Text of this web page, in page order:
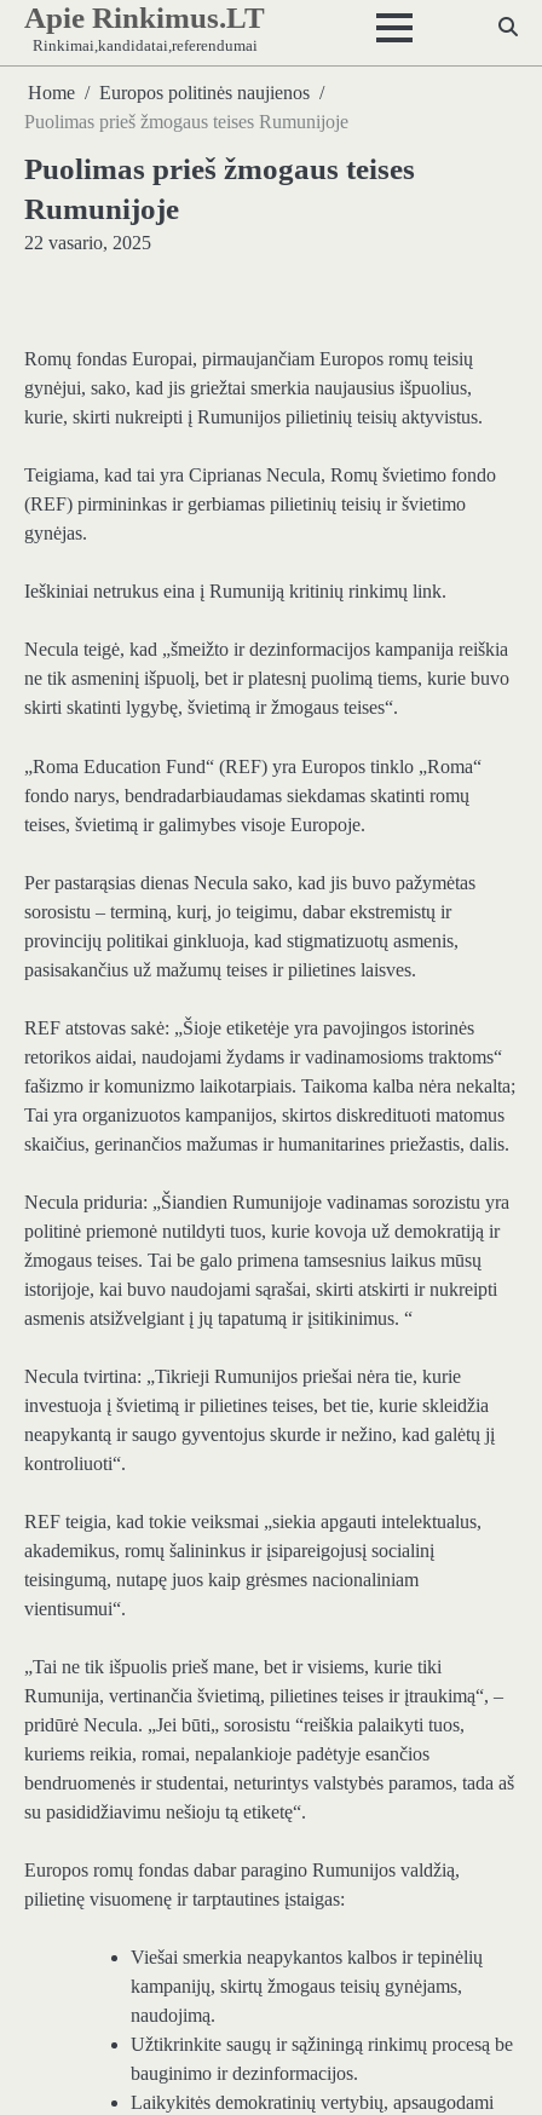
Skip
content
Apie Rinkimus.LT
Rinkimai,kandidatai,referendumai
Home
Europos politinės naujienos
Puolimas prieš žmogaus teises Rumunijoje
Puolimas prieš žmogaus teises
Rumunijoje
22 vasario, 2025
Romų fondas Europai, pirmaujančiam Europos romų teisių
gynėjui, sako, kad jis griežtai smerkia naujausius išpuolius,
kurie, skirti nukreipti į Rumunijos pilietinių teisių aktyvistus.
Teigiama, kad tai yra Ciprianas Necula, Romų švietimo fondo
(REF) pirmininkas ir gerbiamas pilietinių teisių ir švietimo
gynėjas.
Ieškiniai netrukus eina į Rumuniją kritinių rinkimų link.
Necula teigė, kad „šmeižto ir dezinformacijos kampanija reiškia
ne tik asmeninį išpuolį, bet ir platesnį puolimą tiems, kurie buvo
skirti skatinti lygybę, švietimą ir žmogaus teises“.
„Roma Education Fund“ (REF) yra Europos tinklo „Roma“
fondo narys, bendradarbiaudamas siekdamas skatinti romų
teises, švietimą ir galimybes visoje Europoje.
Per pastarąsias dienas Necula sako, kad jis buvo pažymėtas
sorosistu – terminą, kurį, jo teigimu, dabar ekstremistų ir
provincijų politikai ginkluoja, kad stigmatizuotų asmenis,
pasisakančius už mažumų teises ir pilietines laisves.
REF atstovas sakė: „Šioje etiketėje yra pavojingos istorinės
retorikos aidai, naudojami žydams ir vadinamosioms traktoms“
fašizmo ir komunizmo laikotarpiais. Taikoma kalba nėra nekalta;
Tai yra organizuotos kampanijos, skirtos diskredituoti matomus
skaičius, gerinančios mažumas ir humanitarines priežastis, dalis.
Necula priduria: „Šiandien Rumunijoje vadinamas sorozistu yra
politinė priemonė nutildyti tuos, kurie kovoja už demokratiją ir
žmogaus teises. Tai be galo primena tamsesnius laikus mūsų
istorijoje, kai buvo naudojami sąrašai, skirti atskirti ir nukreipti
asmenis atsižvelgiant į jų tapatumą ir įsitikinimus. “
Necula tvirtina: „Tikrieji Rumunijos priešai nėra tie, kurie
investuoja į švietimą ir pilietines teises, bet tie, kurie skleidžia
neapykantą ir saugo gyventojus skurde ir nežino, kad galėtų jį
kontroliuoti“.
REF teigia, kad tokie veiksmai „siekia apgauti intelektualus,
akademikus, romų šalininkus ir įsipareigojusį socialinį
teisingumą, nutapę juos kaip grėsmes nacionaliniam
vientisumui“.
„Tai ne tik išpuolis prieš mane, bet ir visiems, kurie tiki
Rumunija, vertinančia švietimą, pilietines teises ir įtraukimą“, –
pridūrė Necula. „Jei būti„ sorosistu “reiškia palaikyti tuos,
kuriems reikia, romai, nepalankioje padėtyje esančios
bendruomenės ir studentai, neturintys valstybės paramos, tada aš
su pasididžiavimu nešioju tą etiketę“.
Europos romų fondas dabar paragino Rumunijos valdžią,
pilietinę visuomenę ir tarptautines įstaigas:
Viešai smerkia neapykantos kalbos ir tepinėlių
kampanijų, skirtų žmogaus teisių gynėjams,
naudojimą.
Užtikrinkite saugų ir sąžiningą rinkimų procesą be
bauginimo ir dezinformacijos.
Laikykitės demokratinių vertybių, apsaugodami